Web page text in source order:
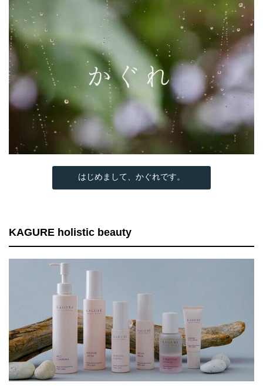
はじめまして、かぐれです。
KAGURE holistic beauty